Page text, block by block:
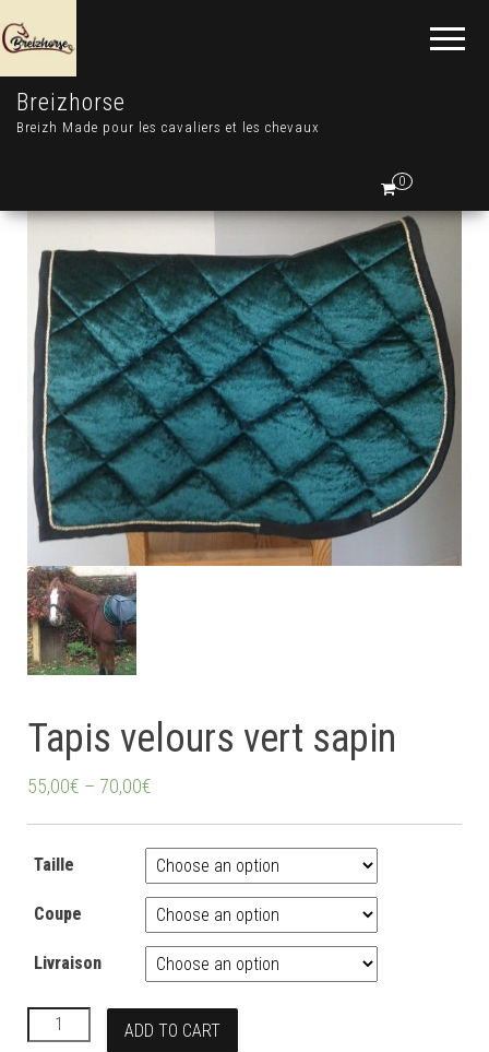
Breizhorse
Breizh Made pour les cavaliers et les chevaux
0
Tapis velours vert sapin
55,00€ – 70,00€
Taille
Coupe
Livraison
Tapis velours vert sapin quantity
ADD TO CART